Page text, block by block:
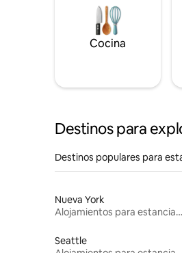
Cocina
Destinos para
Destinos populares para
Nueva York
Alojamientos para estancias largas
Seattle